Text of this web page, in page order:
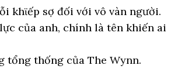
khϊếp sợ đối với vô vàn người.
của anh, chính là tên khiến ai
tổng thống của The Wynn.